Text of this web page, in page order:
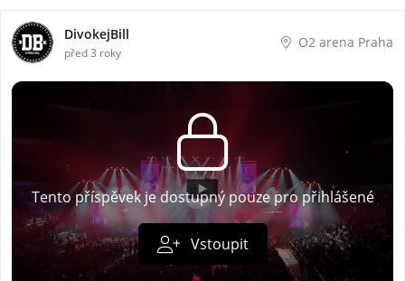
DivokejBill
před 3 roky
O2 arena Praha
Tento příspěvek je dostupný pouze pro přihlášené
Vstoupit